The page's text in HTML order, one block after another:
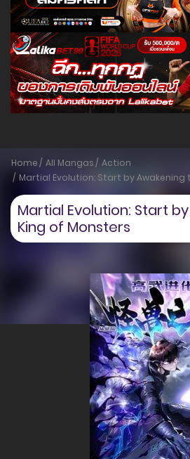
Home All Mangas
Action
Martial Evolution: Start by Awakening
Martial Evolution: Start
King of Monsters